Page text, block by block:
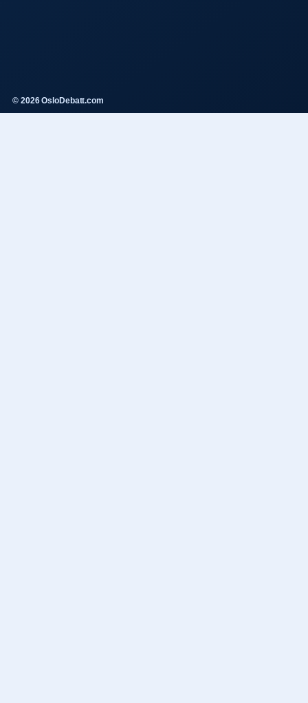
© 2026 OsloDebatt.com